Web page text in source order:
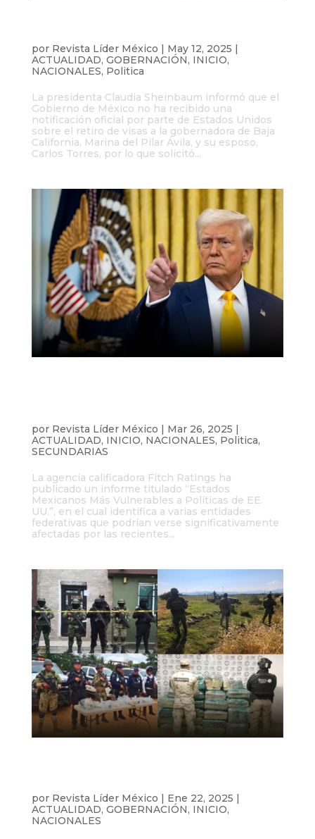
por Revista Líder México | May 12, 2025 |
ACTUALIDAD, GOBERNACIÓN, INICIO,
NACIONALES, Politica
La presidenta Claudia Sheinbaum informó que el
Gobierno de México no ha recibido una
notificación oficial por parte de Estados Unidos
sobre el retiro de visas a la gobernadora de Baja
California, Marina del Pilar Ávila, y su esposo,
Carlos Torres, por lo que solicitó...
por Revista Líder México | Mar 26, 2025 |
ACTUALIDAD, INICIO, NACIONALES, Politica,
SECUNDARIAS
La agencia calificadora Fitch Ratings ha
publicado un informe titulado “Estados
Mexicanos Más Vulnerables a Políticas de EE.
UU.”, en el cual identifica a varias entidades
federativas que podrían verse significativamente
afectadas por las recientes...
por Revista Líder México | Ene 22, 2025 |
ACTUALIDAD, GOBERNACIÓN, INICIO,
NACIONALES